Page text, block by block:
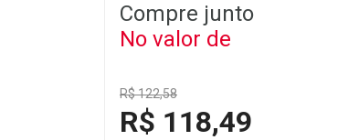
Compre junto
No valor de
R$ 122,58
R$ 118,49